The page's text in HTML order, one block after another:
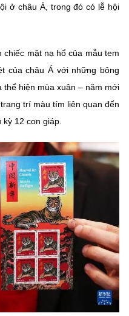
ở châu Á, trong đó có lễ hội
mặt nạ hổ của mẫu tem
của châu Á với những bông
thể hiện mùa xuân – năm mới
trí màu tím liên quan đến
12 con giáp.